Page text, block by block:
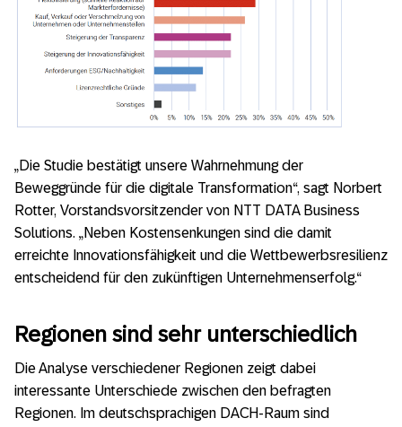
„Die Studie bestätigt unsere Wahrnehmung der
Beweggründe für die digitale Transformation“, sagt Norbert
Rotter, Vorstandsvorsitzender von NTT DATA Business
Solutions. „Neben Kostensenkungen sind die damit
erreichte Innovationsfähigkeit und die Wettbewerbsresilienz
entscheidend für den zukünftigen Unternehmenserfolg.“
Regionen sind sehr unterschiedlich
Die Analyse verschiedener Regionen zeigt dabei
interessante Unterschiede zwischen den befragten
Regionen. Im deutschsprachigen DACH-Raum sind